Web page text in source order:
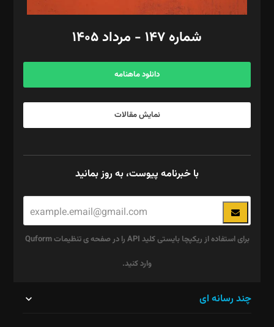
امور مالی: شاپور رهبری، محمد‌ کاظمی‌نیا
آگهی و مشترکین: ۰۹۱۹۹۹۹۰۴۵۴
شماره ۱۴۷ - مرداد ۱۴۰۵
دانلود ماهنامه
نمایش مقالات
با خبرنامه پیوست، به روز بمانید
برای استفاده از ریکپچا بایستی کلید API را در صفحه ی تنظیمات Quform
وارد کنید.
چند رسانه ای